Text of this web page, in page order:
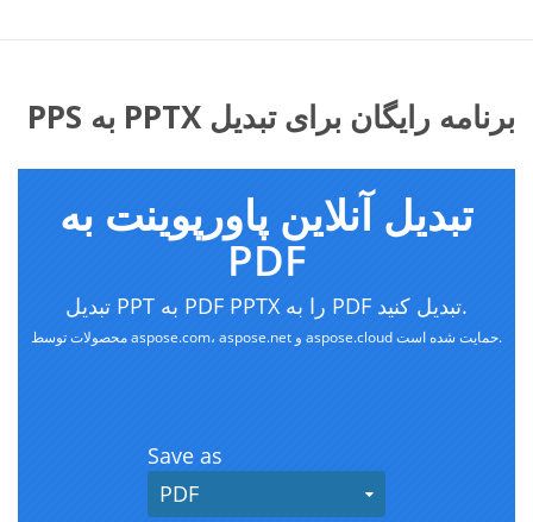
برنامه رایگان برای تبدیل PPTX به PPS